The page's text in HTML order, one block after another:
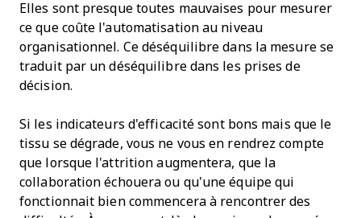
Elles sont presque toutes mauvaises pour mesurer
ce que coûte l'automatisation au niveau
organisationnel. Ce déséquilibre dans la mesure se
traduit par un déséquilibre dans les prises de
décision.
Si les indicateurs d'efficacité sont bons mais que le
tissu se dégrade, vous ne vous en rendrez compte
que lorsque l'attrition augmentera, que la
collaboration échouera ou qu'une équipe qui
fonctionnait bien commencera à rencontrer des